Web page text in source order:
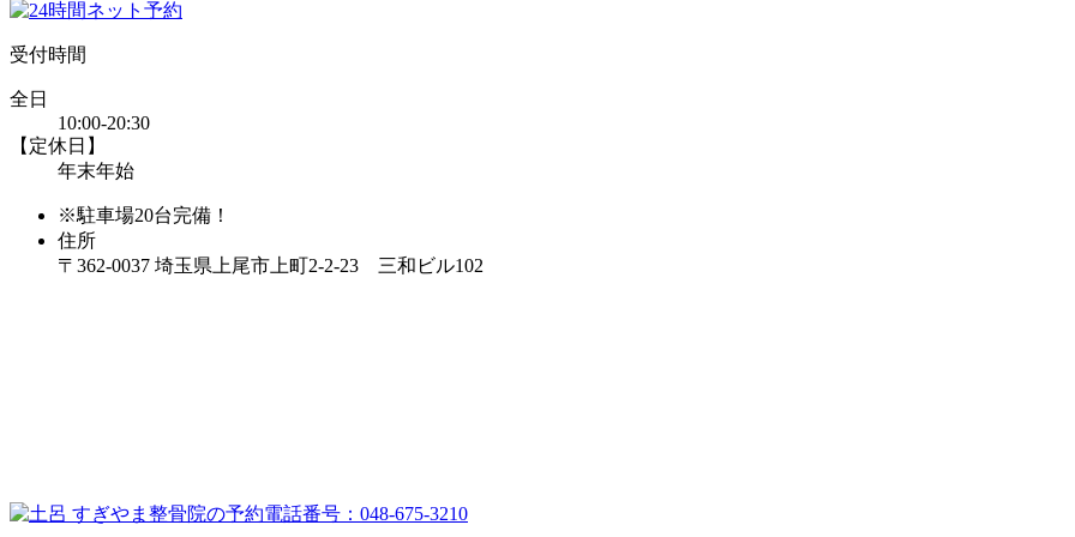
受付時間
全日
10:00-20:30
【定休日】
年末年始
※駐車場20台完備！
住所
〒362-0037 埼玉県上尾市上町2-2-23 三和ビル102